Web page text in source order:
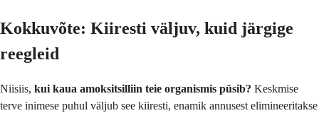
Kokkuvõte: Kiiresti väljuv, kuid järgige
reegleid
Niisiis, kui kaua amoksitsilliin teie organismis püsib? Keskmise
terve inimese puhul väljub see kiiresti, enamik annusest elimineeritakse